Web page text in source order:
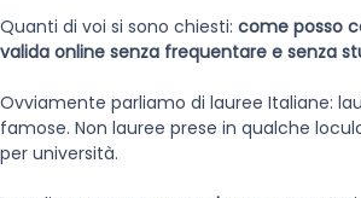
Quanti di voi si sono chiesti: come posso
valida online senza frequentare e senza
Ovviamente parliamo di lauree Italiane:
famose. Non lauree prese in qualche
per università.